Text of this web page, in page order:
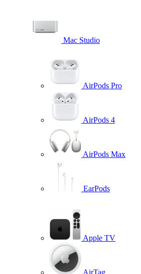
Mac Studio
AirPods Pro
AirPods 4
AirPods Max
EarPods
Apple TV